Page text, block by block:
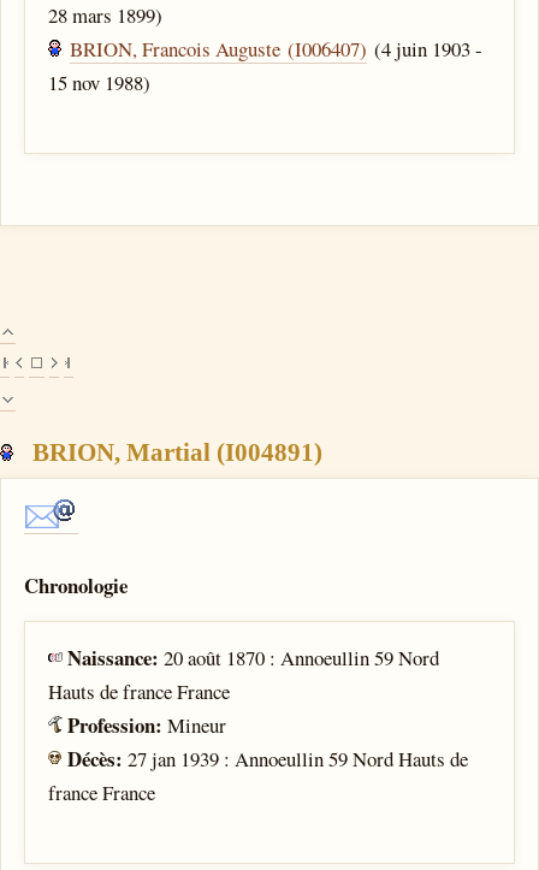
28 mars 1899)
BRION, Francois Auguste (I006407) (4 juin 1903 -
15 nov 1988)
BRION, Martial (I004891)
Chronologie
Naissance:20 août 1870 : Annoeullin 59 Nord
Hauts de france France
Profession:Mineur
Décès:27 jan 1939 : Annoeullin 59 Nord Hauts de
france France